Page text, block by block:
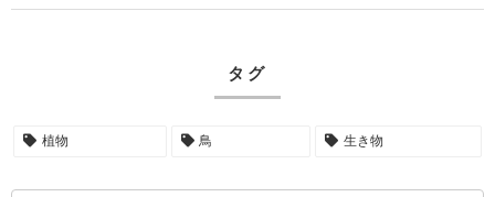
タグ
植物 鳥 生き物